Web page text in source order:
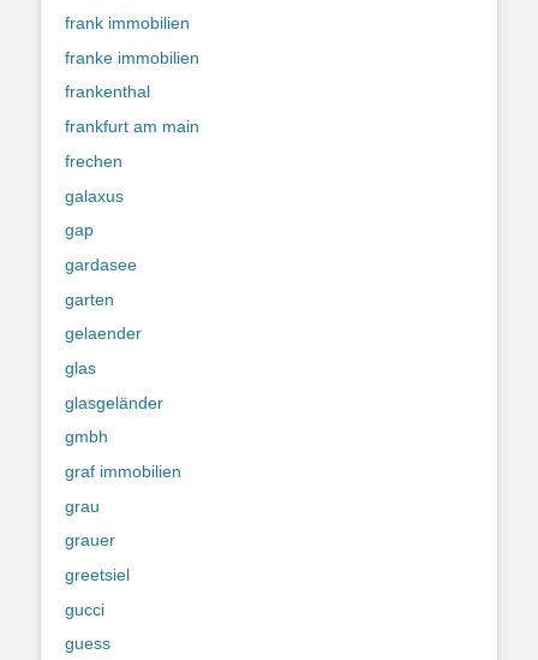
frank immobilien
franke immobilien
frankenthal
frankfurt am main
frechen
galaxus
gap
gardasee
garten
gelaender
glas
glasgeländer
gmbh
graf immobilien
grau
grauer
greetsiel
gucci
guess